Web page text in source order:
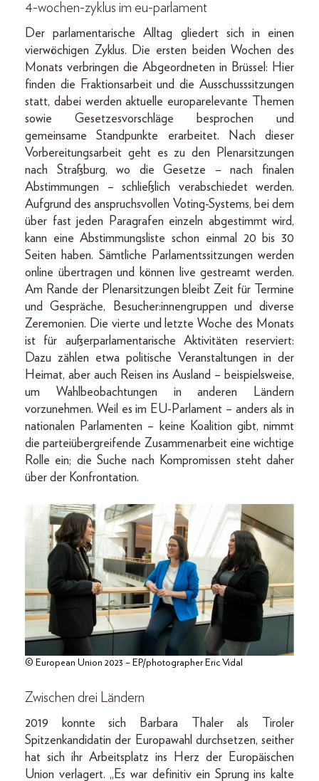
4-wochen-zyklus im eu-parlament
Der parlamentarische Alltag gliedert sich in einen
vierwöchigen Zyklus. Die ersten beiden Wochen des
Monats verbringen die Abgeordneten in Brüssel: Hier
finden die Fraktionsarbeit und die Ausschusssitzungen
statt, dabei werden aktuelle europarelevante Themen
sowie Gesetzesvorschläge besprochen und
gemeinsame Standpunkte erarbeitet. Nach dieser
Vorbereitungsarbeit geht es zu den Plenarsitzungen
nach Straßburg, wo die Gesetze – nach finalen
Abstimmungen – schließlich verabschiedet werden.
Aufgrund des anspruchsvollen Voting-Systems, bei dem
über fast jeden Paragrafen einzeln abgestimmt wird,
kann eine Abstimmungsliste schon einmal 20 bis 30
Seiten haben. Sämtliche Parlamentssitzungen werden
online übertragen und können live gestreamt werden.
Am Rande der Plenarsitzungen bleibt Zeit für Termine
und Gespräche, Besucher:innengruppen und diverse
Zeremonien. Die vierte und letzte Woche des Monats
ist für außerparlamentarische Aktivitäten reserviert:
Dazu zählen etwa politische Veranstaltungen in der
Heimat, aber auch Reisen ins Ausland – beispielsweise,
um Wahlbeobachtungen in anderen Ländern
vorzunehmen. Weil es im EU-Parlament – anders als in
nationalen Parlamenten – keine Koalition gibt, nimmt
die parteiübergreifende Zusammenarbeit eine wichtige
Rolle ein; die Suche nach Kompromissen steht daher
über der Konfrontation.
© European Union 2023 – EP/photographer Eric Vidal
Zwischen drei Ländern
2019 konnte sich Barbara Thaler als Tiroler
Spitzenkandidatin der Europawahl durchsetzen, seither
hat sich ihr Arbeitsplatz ins Herz der Europäischen
Union verlagert. „Es war definitiv ein Sprung ins kalte